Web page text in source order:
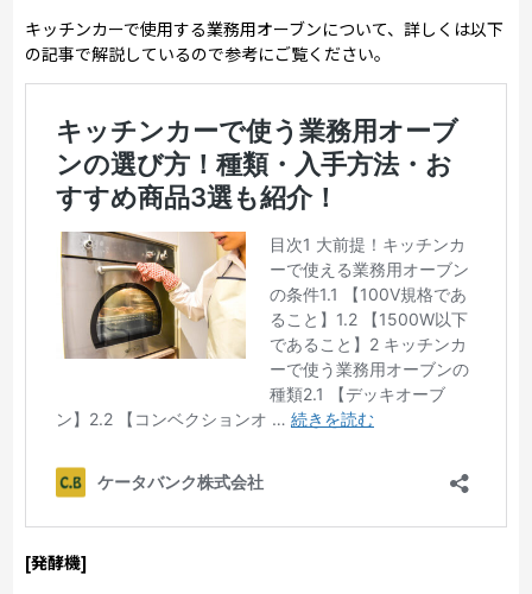
キッチンカーで使用する業務用オーブンについて、詳しくは以下
の記事で解説しているので参考にご覧ください。
[発酵機]